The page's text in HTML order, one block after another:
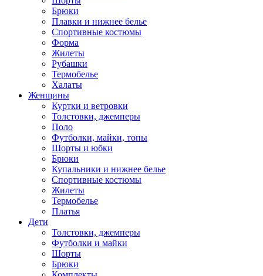
Брюки
Плавки и нижнее белье
Спортивные костюмы
Форма
Жилеты
Рубашки
Термобелье
Халаты
Женщины
Куртки и ветровки
Толстовки, джемперы
Поло
Футболки, майки, топы
Шорты и юбки
Брюки
Купальники и нижнее белье
Спортивные костюмы
Жилеты
Термобелье
Платья
Дети
Толстовки, джемперы
Футболки и майки
Шорты
Брюки